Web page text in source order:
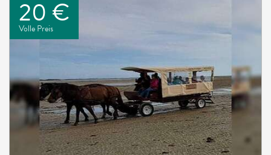
20 €
Volle Preis